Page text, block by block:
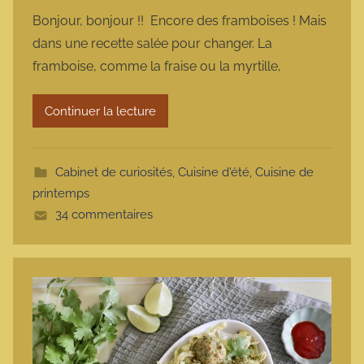
r
m
a
r
m
t
Bonjour, bonjour !! Encore des framboises ! Mais
dans une recette salée pour changer. La
framboise, comme la fraise ou la myrtille,
Continuer la lecture
Cabinet de curiosités, Cuisine d'été, Cuisine de
printemps
34 commentaires